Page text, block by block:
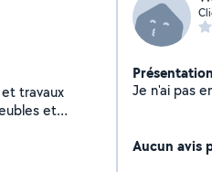
travaux
et
Présentation
Aucun avis